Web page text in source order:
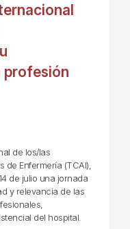
profesión
de los/las
de Enfermería (TCAI),
de julio una jornada
y relevancia de las
del hospital.